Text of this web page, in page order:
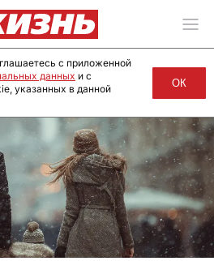
с приложенной
данных и с
указанных в данной
ОК